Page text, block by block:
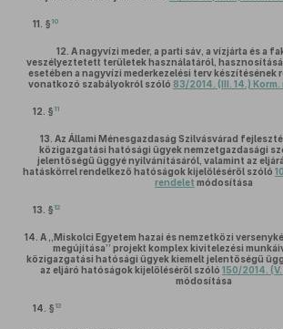
11. § 10
12. A nagyvízi meder, a parti sáv, a vízjárta és a
veszélyeztetett területek használatáról,
esetében a nagyvízi mederkezelési terv készítésének
vonatkozó szabályokról szóló 83/2014. (III. 14.)
12. § 11
13. Az Állami Ménesgazdaság Szilvásvárad
közigazgatási hatósági ügyek nemzetgazdasági
jelentőségű üggyé nyilvánításáról, valamint az
hatáskörrel rendelkező hatóságok kijelöléséről szóló
rendelet módosítása
13. § 12
14. A „Miskolci Egyetem hazai és nemzetközi
megújítása” projekt komplex kivitelezési
közigazgatási hatósági ügyek kiemelt jelentőségű
az eljáró hatóságok kijelöléséről szóló 150/2014.
módosítása
14. § 13